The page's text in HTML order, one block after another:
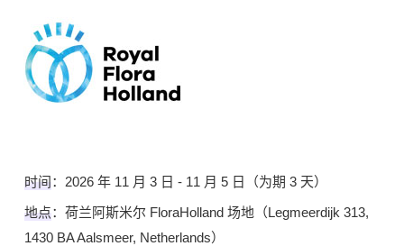
时间 ‌：2026 年 11 月 3 日 - 11 月 5 日（为期 3 天）
地点‌：荷兰阿斯米尔 FloraHolland 场地（Legmeerdijk 313,
1430 BA Aalsmeer, Netherlands）